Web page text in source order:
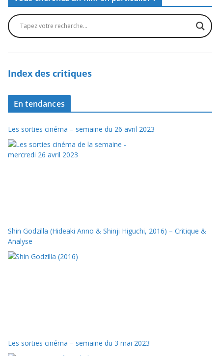
Index des critiques
En tendances
Les sorties cinéma – semaine du 26 avril 2023
Shin Godzilla (Hideaki Anno & Shinji Higuchi, 2016) – Critique &
Analyse
Les sorties cinéma – semaine du 3 mai 2023